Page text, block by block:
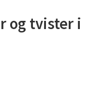
og tvister i